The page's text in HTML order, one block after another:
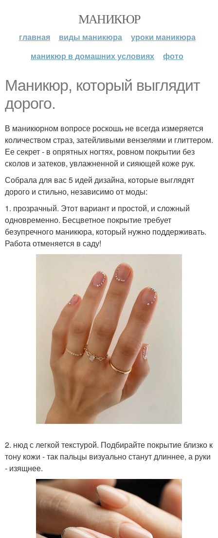
МАНИКЮР
главная виды маникюра
уроки маникюра
маникюр в домашних условиях
фото
Маникюр, который выглядит
дорого.
В маникюрном вопросе роскошь не всегда измеряется
количеством страз, затейливыми вензелями и глиттером.
Ее секрет - в опрятных ногтях, ровном покрытии без
сколов и затеков, увлажненной и сияющей коже рук.
Собрала для вас 5 идей дизайна, которые выглядят
дорого и стильно, независимо от моды:
1. прозрачный. Этот вариант и простой, и сложный
одновременно. Бесцветное покрытие требует
безупречного маникюра, который нужно поддерживать.
Работа отменяется в саду!
2. нюд с легкой текстурой. Подбирайте покрытие близко к
тону кожи - так пальцы визуально станут длиннее, а руки
- изящнее.